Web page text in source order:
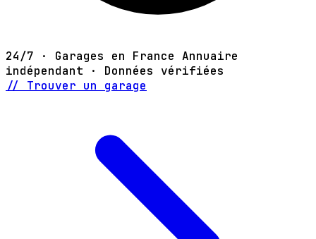
24/7 · Garages en France Annuaire
indépendant · Données vérifiées
// Trouver un garage